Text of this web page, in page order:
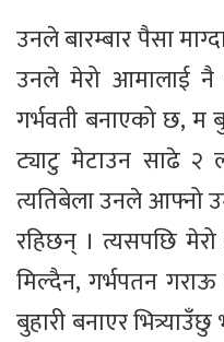
उनले बारम्बार पैसा
उनले मेरो आमालाई नै
गर्भवती बनाएको छ,
ट्याटु मेटाउन साढे २
त्यतिबेला उनले आफ्नो
रहिछन् । त्यसपछि
मिल्दैन, गर्भपतन
बुहारी बनाएर